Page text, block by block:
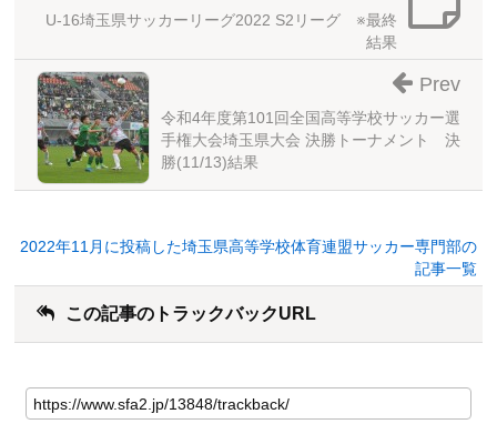
U-16埼玉県サッカーリーグ2022 S2リーグ ※最終
結果
令和4年度第101回全国高等学校サッカー選
手権大会埼玉県大会 決勝トーナメント 決
勝(11/13)結果
Prev
2022年11月に投稿した埼玉県高等学校体育連盟サッカー専門部の
記事一覧
この記事のトラックバックURL